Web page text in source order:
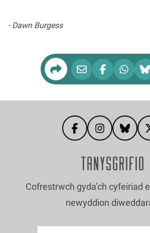
- Dawn Burgess
TANYSGRIFIO
Cofrestrwch gyda’ch cyfeiriad
newyddion